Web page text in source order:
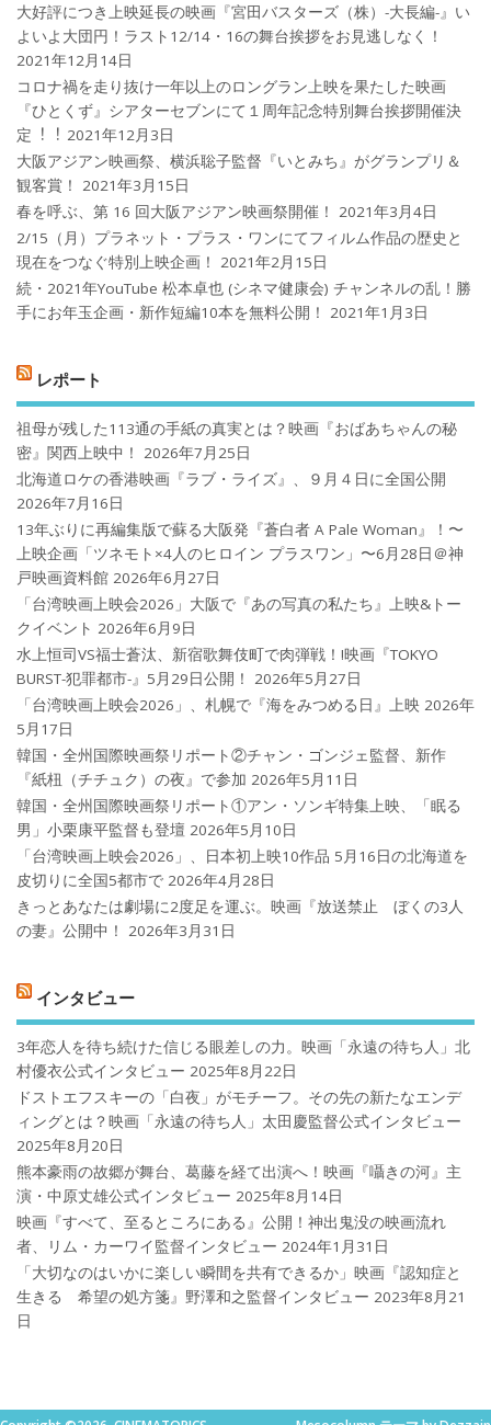
大好評につき上映延長の映画『宮田バスターズ（株）-大長編-』い
よいよ大団円！ラスト12/14・16の舞台挨拶をお見逃しなく！
2021年12月14日
コロナ禍を⾛り抜け⼀年以上のロングラン上映を果たした映画
『ひとくず』シアターセブンにて１周年記念特別舞台挨拶開催決
定︕︕ 2021年12月3日
大阪アジアン映画祭、横浜聡子監督『いとみち』がグランプリ＆
観客賞！
2021年3月15日
春を呼ぶ、第 16 回大阪アジアン映画祭開催！
2021年3月4日
2/15（月）プラネット・プラス・ワンにてフィルム作品の歴史と
現在をつなぐ特別上映企画！
2021年2月15日
続・2021年YouTube 松本卓也 (シネマ健康会) チャンネルの乱！勝
手にお年玉企画・新作短編10本を無料公開！
2021年1月3日
レポート
祖母が残した113通の手紙の真実とは？映画『おばあちゃんの秘
密』関西上映中！
2026年7月25日
北海道ロケの香港映画『ラブ・ライズ』、９月４日に全国公開
2026年7月16日
13年ぶりに再編集版で蘇る大阪発『蒼白者 A Pale Woman』！〜
上映企画「ツネモト×4人のヒロイン プラスワン」〜6月28日＠神
戸映画資料館 2026年6月27日
「台湾映画上映会2026」大阪で『あの写真の私たち』上映&トー
クイベント 2026年6月9日
水上恒司VS福士蒼汰、新宿歌舞伎町で肉弾戦！!映画『TOKYO
BURST-犯罪都市-』5月29日公開！
2026年5月27日
「台湾映画上映会2026」、札幌で『海をみつめる日』上映 2026年
5月17日
韓国・全州国際映画祭リポート②チャン・ゴンジェ監督、新作
『紙杻（チチュク）の夜』で参加 2026年5月11日
韓国・全州国際映画祭リポート①アン・ソンギ特集上映、「眠る
男」小栗康平監督も登壇 2026年5月10日
「台湾映画上映会2026」、日本初上映10作品 5月16日の北海道を
皮切りに全国5都市で 2026年4月28日
きっとあなたは劇場に2度足を運ぶ。映画『放送禁止 ぼくの3人
の妻』公開中！
2026年3月31日
インタビュー
3年恋人を待ち続けた信じる眼差しの力。映画「永遠の待ち人」北
村優衣公式インタビュー 2025年8月22日
ドストエフスキーの「白夜」がモチーフ。その先の新たなエンデ
ィングとは？映画「永遠の待ち人」太田慶監督公式インタビュー
2025年8月20日
熊本豪雨の故郷が舞台、葛藤を経て出演へ！映画『囁きの河』主
演・中原丈雄公式インタビュー 2025年8月14日
映画『すべて、至るところにある』公開！神出鬼没の映画流れ
者、リム・カーワイ監督インタビュー 2024年1月31日
「大切なのはいかに楽しい瞬間を共有できるか」映画『認知症と
生きる 希望の処方箋』野澤和之監督インタビュー 2023年8月21
日